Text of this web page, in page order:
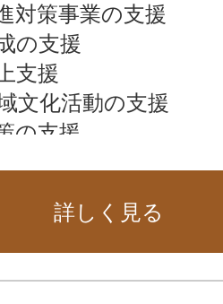
対策事業の支援
の支援
支援
文化活動の支援
の支援
詳しく見る